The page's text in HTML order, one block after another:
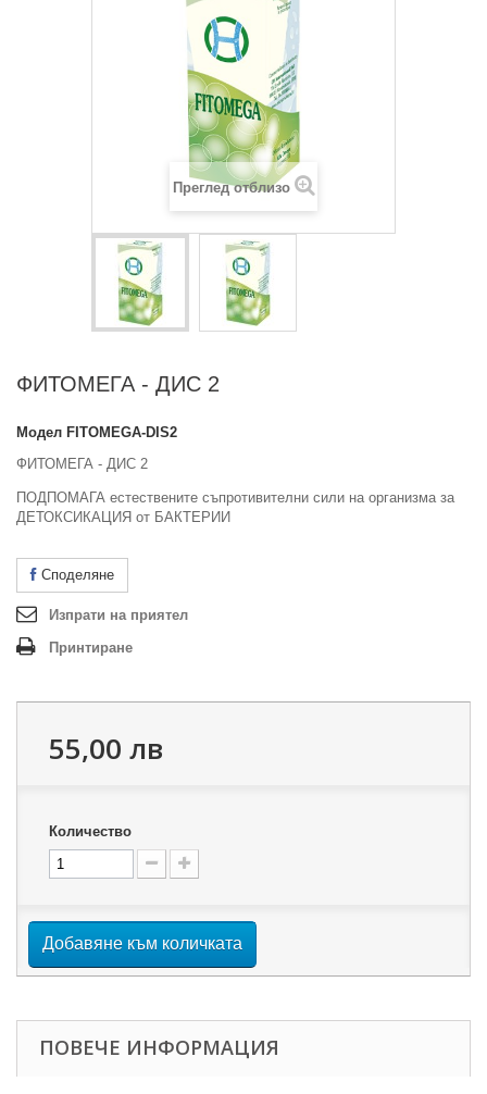
Преглед отблизо
ФИТОМЕГА - ДИС 2
Модел FITOMEGA-DIS2
ФИТОМЕГА - ДИС 2
ПОДПОМАГА естествените съпротивителни сили на организма за
ДЕТОКСИКАЦИЯ от БАКТЕРИИ
Споделяне
Изпрати на приятел
Принтиране
55,00 лв
Количество
Добавяне към количката
ПОВЕЧЕ ИНФОРМАЦИЯ